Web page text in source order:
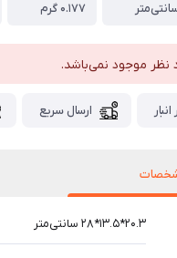
۰.۱۷۷ گرم
موجود نمی‌باشد.
ارسال سریع
۲۰.۳*۱۳.۵*۲۸ سانتی‌متر